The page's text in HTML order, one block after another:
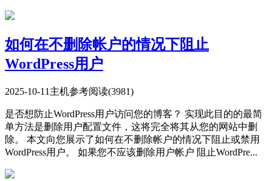
如何在不删除帐户的情况下阻止
WordPress用户
2025-10-11 主机参考阅读(3981)
是否想防止WordPress用户访问您的博客？ 实现此目的的最简
单方法是删除用户配置文件，这将完全将其从您的网站中删
除。 本文向您展示了如何在不删除帐户的情况下阻止或禁用
WordPress用户。 如果您不应该删除用户帐户 阻止WordPre...